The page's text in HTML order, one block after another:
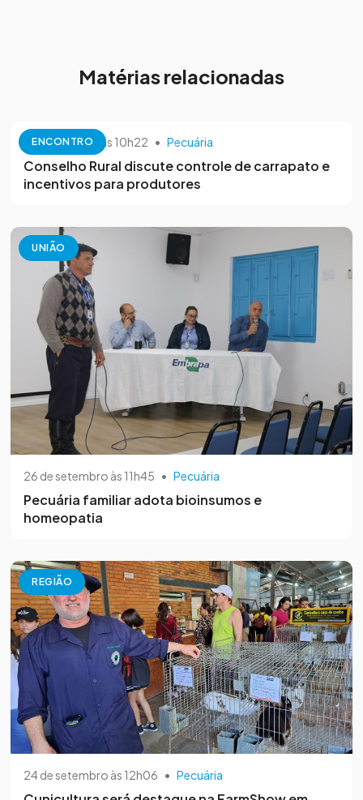
Matérias relacionadas
ENCONTRO
10 de outubro às 10h22 • Pecuária
Conselho Rural discute controle de carrapato e
incentivos para produtores
UNIÃO
26 de setembro às 11h45 • Pecuária
Pecuária familiar adota bioinsumos e
homeopatia
REGIÃO
24 de setembro às 12h06 • Pecuária